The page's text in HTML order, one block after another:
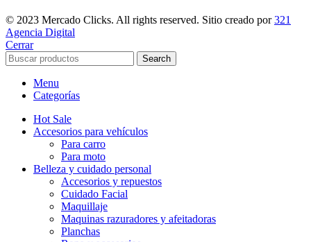
© 2023 Mercado Clicks. All rights reserved. Sitio creado por321
Agencia Digital
Cerrar
Search
Menu
Categorías
Hot Sale
Accesorios para vehículos
Para carro
Para moto
Belleza y cuidado personal
Accesorios y repuestos
Cuidado Facial
Maquillaje
Maquinas razuradores y afeitadoras
Planchas